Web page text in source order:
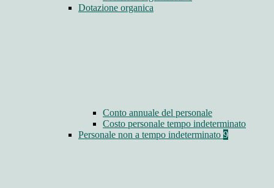
Dotazione organica
Conto annuale del personale
Costo personale tempo indeterminato
Personale non a tempo indeterminato 9